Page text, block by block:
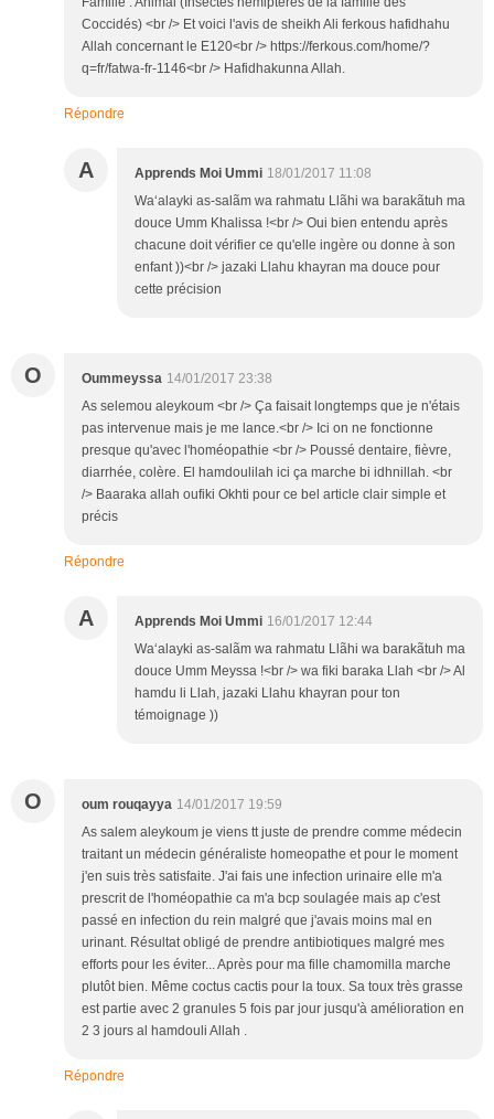
Coccidés) <br /> Et voici l'avis de sheikh Ali ferkous hafidhahu
Allah concernant le E120<br /> https://ferkous.com/home/?
q=fr/fatwa-fr-1146<br /> Hafidhakunna Allah.
Répondre
A Apprends Moi Ummi 18/01/2017 11:08
Wa‘alayki as-salãm wa rahmatu Llãhi wa barakãtuh ma
douce Umm Khalissa !<br /> Oui bien entendu après
chacune doit vérifier ce qu'elle ingère ou donne à son
enfant ))<br /> jazaki Llahu khayran ma douce pour
cette précision
O Oummeyssa 14/01/2017 23:38
As selemou aleykoum <br /> Ça faisait longtemps que je n'étais
pas intervenue mais je me lance.<br /> Ici on ne fonctionne
presque qu'avec l'homéopathie <br /> Poussé dentaire, fièvre,
diarrhée, colère. El hamdoulilah ici ça marche bi idhnillah. <br
/> Baaraka allah oufiki Okhti pour ce bel article clair simple et
précis
Répondre
A Apprends Moi Ummi 16/01/2017 12:44
Wa‘alayki as-salãm wa rahmatu Llãhi wa barakãtuh ma
douce Umm Meyssa !<br /> wa fiki baraka Llah <br /> Al
hamdu li Llah, jazaki Llahu khayran pour ton
témoignage ))
O oum rouqayya 14/01/2017 19:59
As salem aleykoum je viens tt juste de prendre comme médecin
traitant un médecin généraliste homeopathe et pour le moment
j'en suis très satisfaite. J'ai fais une infection urinaire elle m'a
prescrit de l'homéopathie ca m'a bcp soulagée mais ap c'est
passé en infection du rein malgré que j'avais moins mal en
urinant. Résultat obligé de prendre antibiotiques malgré mes
efforts pour les éviter... Après pour ma fille chamomilla marche
plutôt bien. Même coctus cactis pour la toux. Sa toux très grasse
est partie avec 2 granules 5 fois par jour jusqu'à amélioration en
2 3 jours al hamdouli Allah .
Répondre